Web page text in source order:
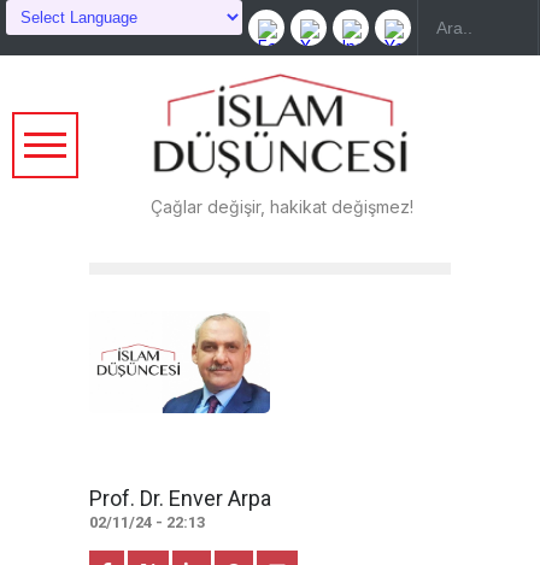
Çağlar değişir, hakikat değişmez!
Prof. Dr. Enver Arpa
02/11/24 - 22:13